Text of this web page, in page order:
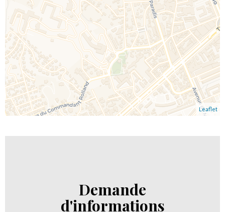
Leaflet
Demande
d'informations